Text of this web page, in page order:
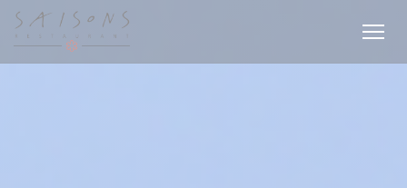
Πίνακας διαχείρισης "Μπισκότων" (Cookies)